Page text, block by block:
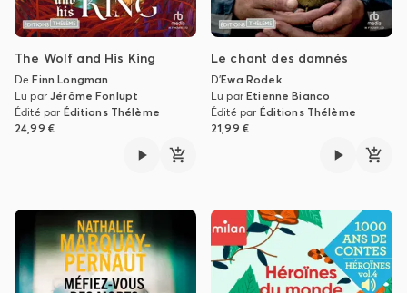
The Wolf and His King
DeFinn Longman
Lu parJérôme Fonlupt
Édité par Éditions Thélème
24,99 €
Le chant des damnés
D'Ewa Rodek
Lu parEtienne Bianco
Édité par Éditions Thélème
21,99 €